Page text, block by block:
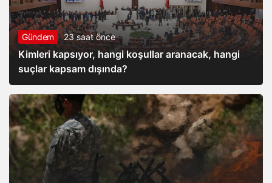
Gündem 23 saat önce
Kimleri kapsıyor, hangi koşullar aranacak, hangi
suçlar kapsam dışında?